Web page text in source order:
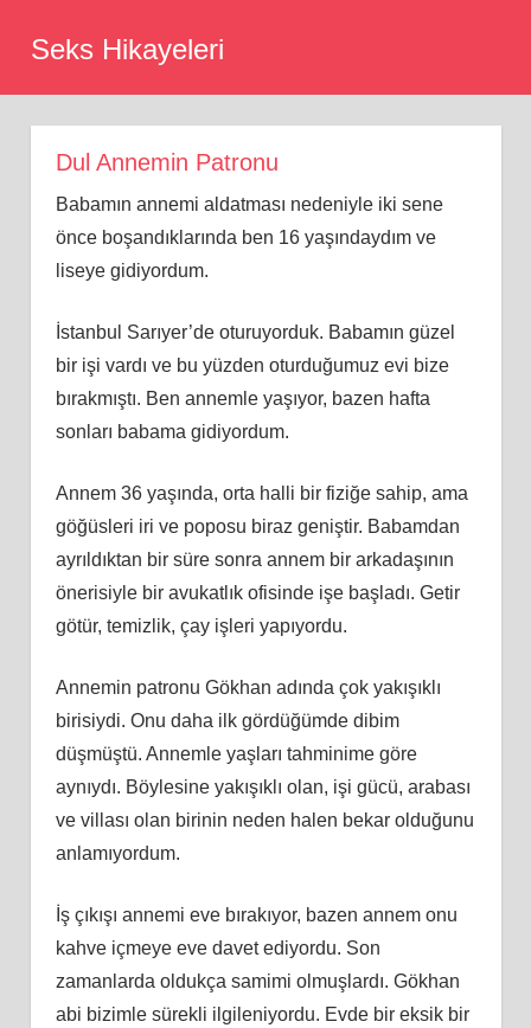
Seks Hikayeleri
Dul Annemin Patronu
Babamın annemi aldatması nedeniyle iki sene
önce boşandıklarında ben 16 yaşındaydım ve
liseye gidiyordum.
İstanbul Sarıyer’de oturuyorduk. Babamın güzel
bir işi vardı ve bu yüzden oturduğumuz evi bize
bırakmıştı. Ben annemle yaşıyor, bazen hafta
sonları babama gidiyordum.
Annem 36 yaşında, orta halli bir fiziğe sahip, ama
göğüsleri iri ve poposu biraz geniştir. Babamdan
ayrıldıktan bir süre sonra annem bir arkadaşının
önerisiyle bir avukatlık ofisinde işe başladı. Getir
götür, temizlik, çay işleri yapıyordu.
Annemin patronu Gökhan adında çok yakışıklı
birisiydi. Onu daha ilk gördüğümde dibim
düşmüştü. Annemle yaşları tahminime göre
aynıydı. Böylesine yakışıklı olan, işi gücü, arabası
ve villası olan birinin neden halen bekar olduğunu
anlamıyordum.
İş çıkışı annemi eve bırakıyor, bazen annem onu
kahve içmeye eve davet ediyordu. Son
zamanlarda oldukça samimi olmuşlardı. Gökhan
abi bizimle sürekli ilgileniyordu. Evde bir eksik bir